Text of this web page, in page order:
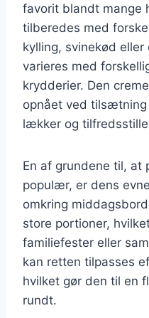
favorit blandt mange
tilberedes med
kylling, svinekød
varieres med
krydderier. Den
opnået ved
lækker og
En af grundene til, at
populær, er dens
omkring
store portioner,
familiefester eller
kan retten tilpasses
hvilket gør den til en
rundt.